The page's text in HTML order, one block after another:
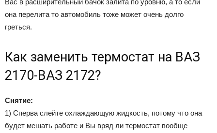
она перелита то автомобиль тоже может очень долго
греться.
Как заменить термостат на ВАЗ
2170-ВАЗ 2172?
Снятие:
1) Сперва слейте охлаждающую жидкость, потому что она
будет мешать работе и Вы вряд ли термостат вообще